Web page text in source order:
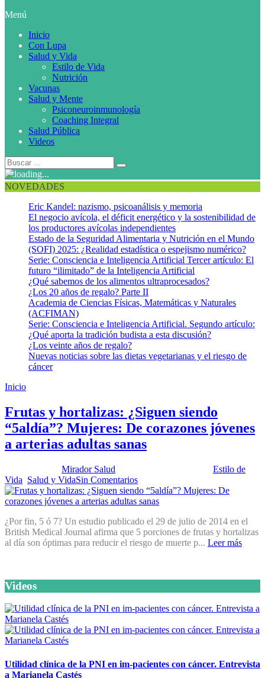
Menú
Inicio
Con Lupa
Salud y Vida
Estilo de Vida
Nutrición
Vacunas
Salud y Mente
Psiconeuroinmunología
Coaching Integral
Salud Pública
Videos
NOVEDADES
Eric Kandel: nazismo, psicoanálisis y memoria
El negocio avícola, el déficit energético y la sostenibilidad de
los productores avícolas independientes
Estado de la Seguridad Alimentaria y Nutrición en el Mundo
(SOFI) 2025: ¿Realidad estadística o espejismo numérico?
Serie: Consciencia e Inteligencia Artificial Tercer artículo: El
futuro “ilimitado” de la Inteligencia Artificial
¿Qué sabemos de los alimentos ultraprocesados?
¿Los 20 años de regalo? Parte II
Academia de Ciencias Físicas, Matemáticas y Naturales
(ACFIMAN)
Serie: Consciencia e Inteligencia Artificial. Segundo artículo:
¿Qué aporta la tradición budista a esta discusión?
¿Los veinte años de regalo?
Nuevas noticias sobre las dietas vegetarianas y el riesgo de
cáncer
Inicio
Frutas y hortalizas: ¿Siguen siendo
“5aldía”? Mujeres: De corazones jóvenes
a arterias adultas sanas
Mirador Salud
Estilo de
Vida Salud y VidaSin Comentarios
¿Por fin, 5 ó 7? Un estudio publicado el 29 de julio de 2014 en el
British Medical Journal afirma que 5 porciones de frutas y hortalizas
al día son óptimas para reducir el riesgo de muerte p... Leer más
Videos
Utilidad clínica de la PNI en im-pacientes con cáncer. Entrevista
a Marianela Castés